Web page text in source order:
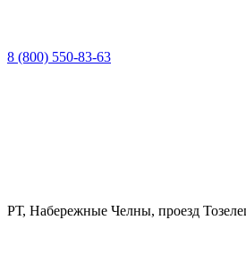
8 (800) 550-83-63
РТ, Набережные Челны, проезд